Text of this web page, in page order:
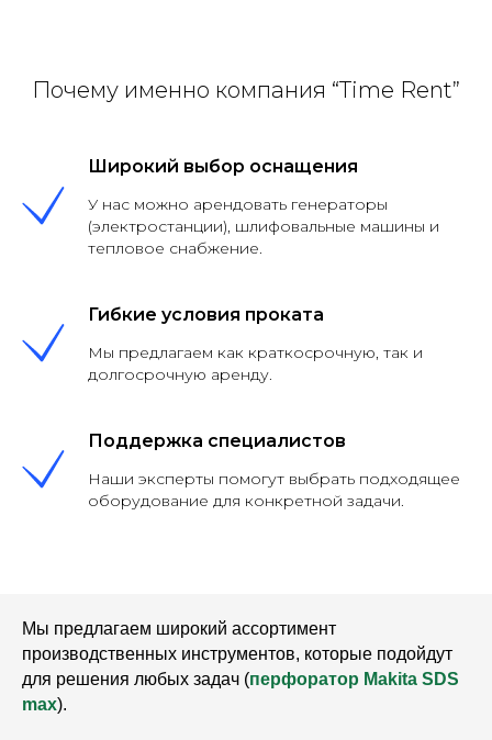
Почему именно компания “Time Rent”
Широкий выбор оснащения
У нас можно арендовать генераторы
(электростанции), шлифовальные машины и
тепловое снабжение.
Гибкие условия проката
Мы предлагаем как краткосрочную, так и
долгосрочную аренду.
Поддержка специалистов
Наши эксперты помогут выбрать подходящее
оборудование для конкретной задачи.
Мы предлагаем широкий ассортимент
производственных инструментов, которые подойдут
для решения любых задач (перфоратор Makita SDS
max).